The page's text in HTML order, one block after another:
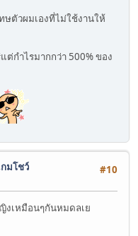
ตัวผมเองที่ไม่ใช้งานให้
กำไรมากกว่า 500% ของ
#10
มโชว์
งเหมือนๆกันหมดลเย